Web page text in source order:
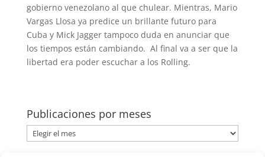
gobierno venezolano al que chulear. Mientras, Mario
Vargas Llosa ya predice un brillante futuro para
Cuba y Mick Jagger tampoco duda en anunciar que
los tiempos están cambiando. Al final va a ser que la
libertad era poder escuchar a los Rolling.
Publicaciones por meses
Publicaciones
por